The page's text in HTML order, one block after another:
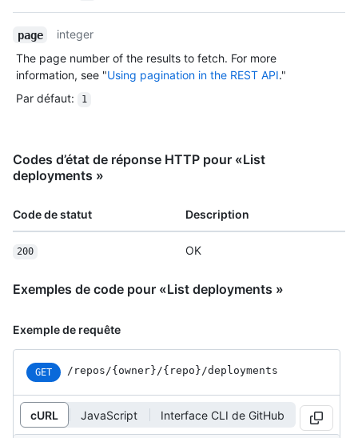
page
integer
The page number of the results to fetch. For more
information, see "Using pagination in the REST API."
Par défaut: 1
Codes d’état de réponse HTTP pour «List
deployments »
Code de statut Description
200 OK
Exemples de code pour «List deployments »
Exemple de requête
GET /repos/{owner}/{repo}/deployments
cURL JavaScript Interface CLI de GitHub